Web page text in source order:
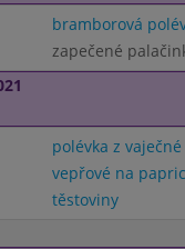
bramborová
zapečené
polévka z
vepřové na
těstoviny